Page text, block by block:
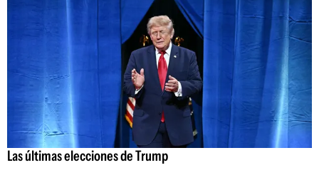
Las últimas elecciones de Trump